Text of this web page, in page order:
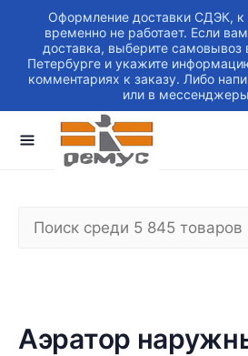
Оформление доставки СДЭК,
временно не работает. Если
доставка, выберите самовывоз
Петербурге и укажите
комментариях к заказу. Либо
или в мессенджеры
Аэратор